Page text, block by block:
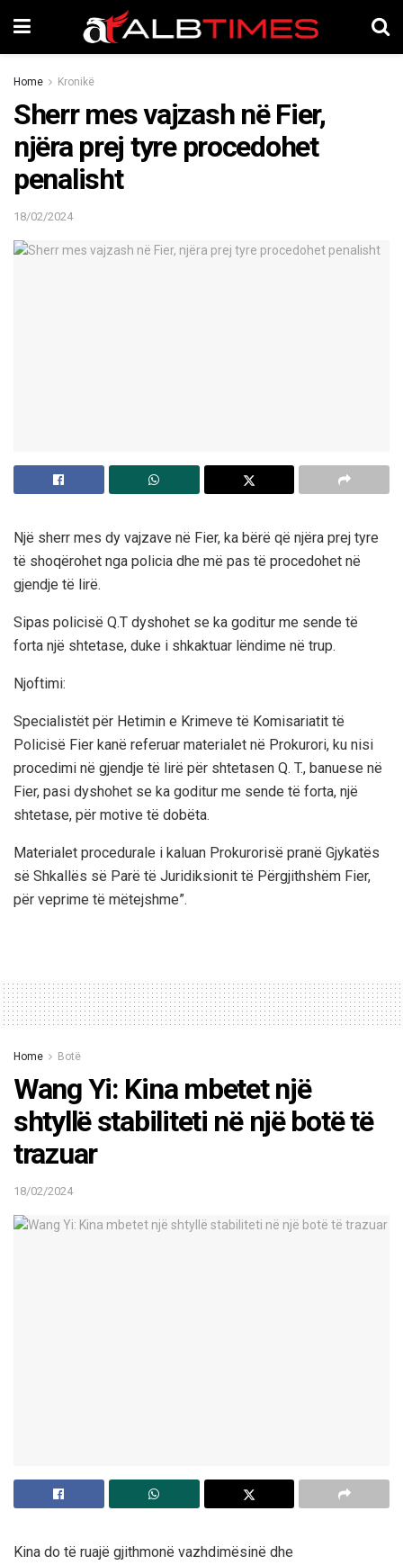
Home Kronikë
Sherr mes vajzash në Fier,
njëra prej tyre procedohet
penalisht
18/02/2024
Një sherr mes dy vajzave në Fier, ka bërë që njëra prej tyre
të shoqërohet nga policia dhe më pas të procedohet në
gjendje të lirë.
Sipas policisë Q.T dyshohet se ka goditur me sende të
forta një shtetase, duke i shkaktuar lëndime në trup.
Njoftimi:
Specialistët për Hetimin e Krimeve të Komisariatit të
Policisë Fier kanë referuar materialet në Prokurori, ku nisi
procedimi në gjendje të lirë për shtetasen Q. T., banuese në
Fier, pasi dyshohet se ka goditur me sende të forta, një
shtetase, për motive të dobëta.
Materialet procedurale i kaluan Prokurorisë pranë Gjykatës
së Shkallës së Parë të Juridiksionit të Përgjithshëm Fier,
për veprime të mëtejshme”.
Home Botë
Wang Yi: Kina mbetet një
shtyllë stabiliteti në një botë të
trazuar
18/02/2024
Kina do të ruajë gjithmonë vazhdimësinë dhe